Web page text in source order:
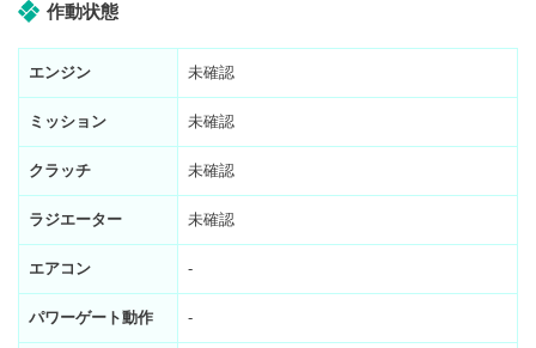
作動状態
エンジン 未確認
ミッション 未確認
クラッチ 未確認
ラジエーター 未確認
エアコン -
パワーゲート動作 -